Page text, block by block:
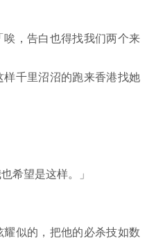
，告白也得找我们两个来
千里沼沼的跑来香港找她
希望是这样。」
似的，把他的必杀技如数